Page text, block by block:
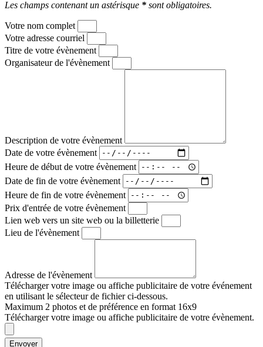
Les champs contenant un astérisque * sont obligatoires.
Votre nom complet
Votre adresse courriel
Titre de votre évènement
Organisateur de l'évènement
Description de votre évènement
Date de votre évènement
Heure de début de votre évènement
Date de fin de votre évènement
Heure de fin de votre évènement
Prix d'entrée de votre évènement
Lien web vers un site web ou la billetterie
Lieu de l'évènement
Adresse de l'évènement
Télécharger votre image ou affiche publicitaire de votre événement
en utilisant le sélecteur de fichier ci-dessous.
Maximum 2 photos et de préférence en format 16x9
Télécharger votre image ou affiche publicitaire de votre évènement.
Envoyer